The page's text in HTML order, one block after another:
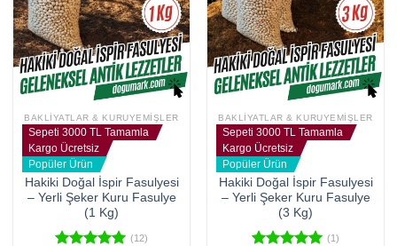
BAKLIYATLAR & KURUYEMIŞLER
Sepeti 3000 TL Tamamla
Kargo Ücretsiz
Popüler Ürün
Hakiki Doğal İspir Fasulyesi
– Yerli Şeker Kuru Fasulye
(1 Kg)
(12)
BAKLIYATLAR & KURUYEMIŞLER
Sepeti 3000 TL Tamamla
Kargo Ücretsiz
Popüler Ürün
Hakiki Doğal İspir Fasulyesi
– Yerli Şeker Kuru Fasulye
(3 Kg)
(1)